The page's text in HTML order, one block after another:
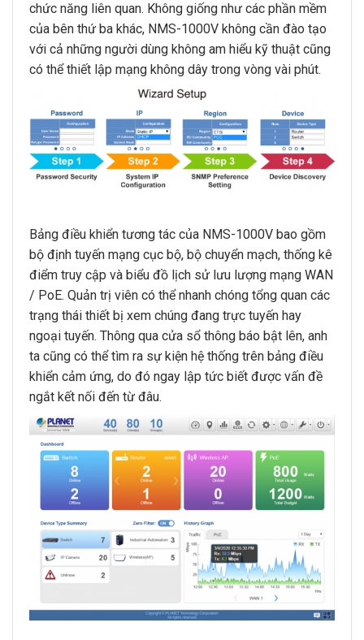
chức năng liên quan. Không giống như các phần mềm
của bên thứ ba khác, NMS-1000V không cần đào tạo
với cả những người dùng không am hiểu kỹ thuật cũng
có thể thiết lập mạng không dây trong vòng vài phút.
Bảng điều khiển tương tác của NMS-1000V bao gồm
bộ định tuyến mạng cục bộ, bộ chuyển mạch, thống kê
điểm truy cập và biểu đồ lịch sử lưu lượng mạng WAN
/ PoE. Quản trị viên có thể nhanh chóng tổng quan các
trạng thái thiết bị xem chúng đang trực tuyến hay
ngoại tuyến. Thông qua cửa sổ thông báo bật lên, anh
ta cũng có thể tìm ra sự kiện hệ thống trên bảng điều
khiển cảm ứng, do đó ngay lập tức biết được vấn đề
ngắt kết nối đến từ đâu.